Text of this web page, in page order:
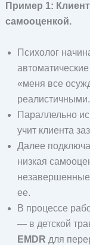
Пример 1:
самооценкой.
Психолог
«меня все
реалистичными.
Параллельно
учит клиента
Далее
низкая
ее.
В процессе
— в детской
EMDR для